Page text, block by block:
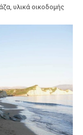
υλικά οικοδομής